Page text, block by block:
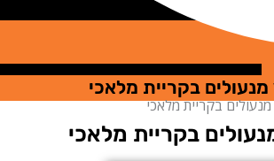
בקריית מלאכי
בקריית מלאכי
בקריית מלאכי